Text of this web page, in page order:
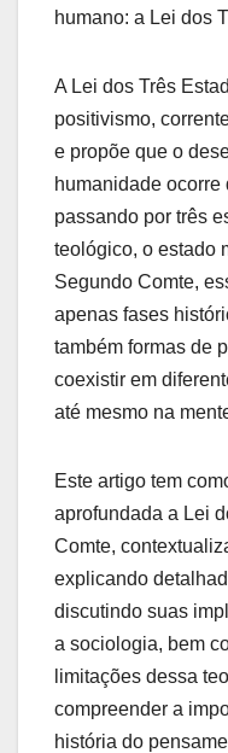
humano: a Lei dos
A Lei dos Três
positivismo,
e propõe que o
humanidade ocorre
passando por três
teológico, o estado
Segundo Comte,
apenas fases
também formas de
coexistir em
até mesmo na
Este artigo tem
aprofundada a Lei
Comte,
explicando
discutindo suas
a sociologia, bem
limitações dessa
compreender a
história do